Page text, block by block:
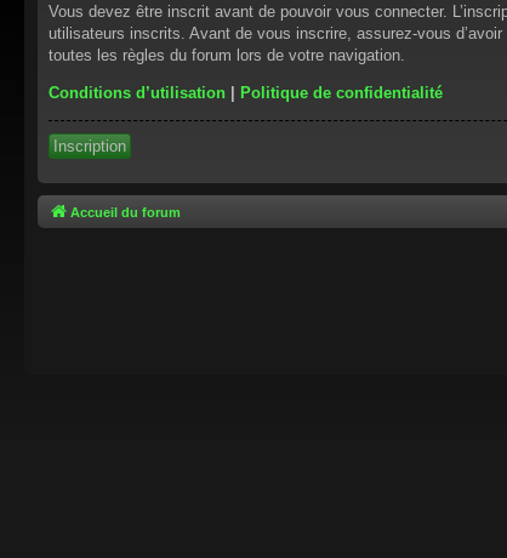
Vous devez être inscrit avant de pouvoir vous connecter.
utilisateurs inscrits. Avant de vous inscrire, assurez-vous
toutes les règles du forum lors de votre navigation.
Conditions d’utilisation | Politique de confidentialité
Inscription
Accueil du forum